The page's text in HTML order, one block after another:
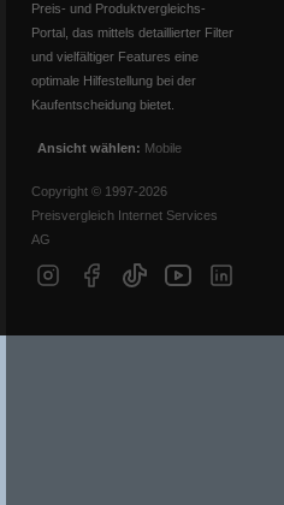
Preis- und Produktvergleichs-
Portal, das mittels detaillierter Filter
und vielfältiger Features eine
optimale Hilfestellung bei der
Kaufentscheidung bietet.
Ansicht wählen: Mobile
Copyright © 1997-2026
Preisvergleich Internet Services
AG